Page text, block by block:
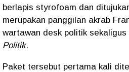
berlapis styrofoam dan
merupakan panggilan akrab
wartawan desk politik
Politik.
Paket tersebut pertama kali